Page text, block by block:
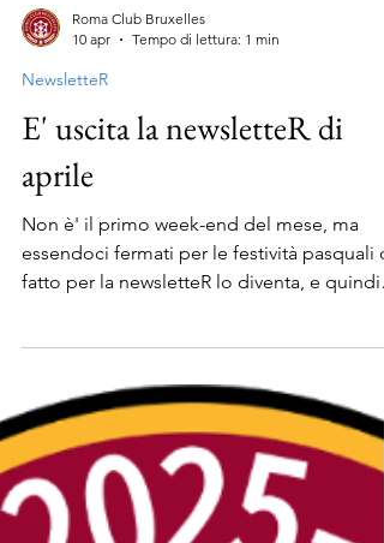
Roma Club Bruxelles
10 apr
Tempo di lettura: 1 min
NewsletteR
E' uscita la newsletteR di
aprile
Non è' il primo week-end del mese, ma
essendoci fermati per le festività pasquali di
fatto per la newsletteR lo diventa, e quindi
ecco il numero aperto a tutti. L'edizione